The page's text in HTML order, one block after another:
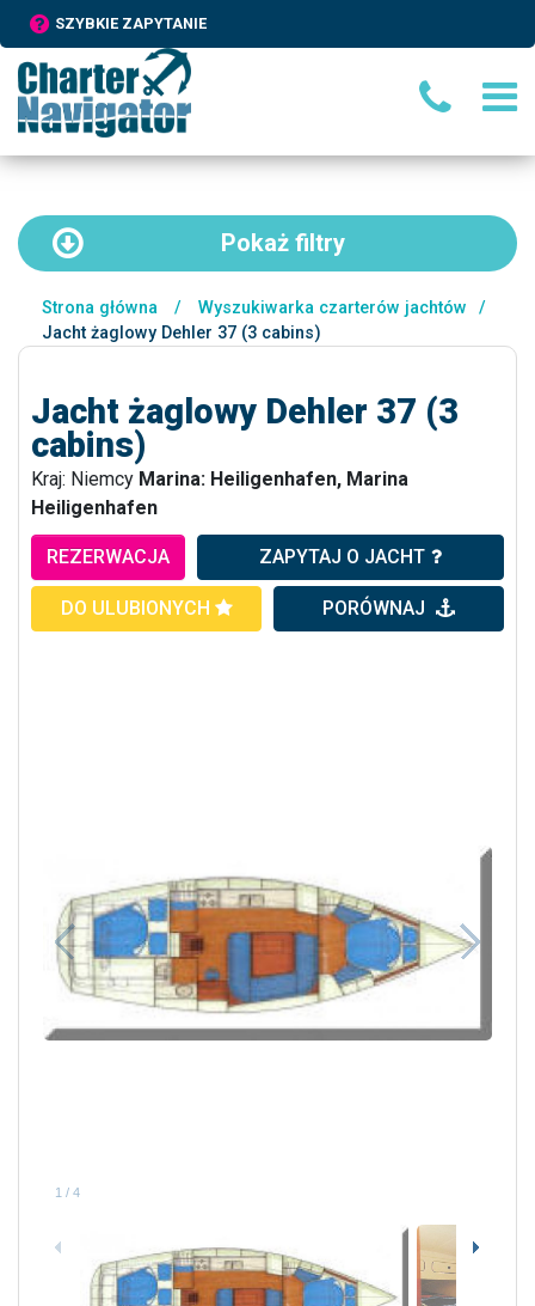
SZYBKIE ZAPYTANIE
Pokaż filtry
Strona główna / Wyszukiwarka czarterów jachtów
/
Jacht żaglowy Dehler 37 (3 cabins)
Jacht żaglowy Dehler 37 (3
cabins)
Kraj: Niemcy Marina: Heiligenhafen, Marina
Heiligenhafen
REZERWACJA ZAPYTAJ O JACHT
DO ULUBIONYCH PORÓWNAJ
1 / 4